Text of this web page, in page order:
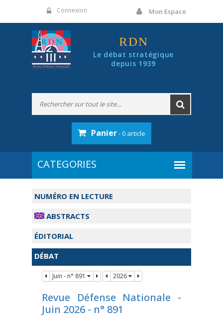
Connexion Mon Espace
RDN
Le débat stratégique
depuis 1939
Panier- 0 article
NUMÉRO EN LECTURE
ABSTRACTS
ÉDITORIAL
DÉBAT
Juin - n° 891 2026
Revue Défense Nationale -
Juin 2026 - n° 891